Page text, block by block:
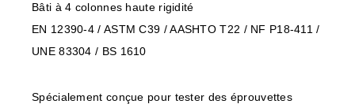
Bâti à 4 colonnes haute rigidité
EN 12390-4 / ASTM C39 / AASHTO T22 / NF P18-411 /
UNE 83304 / BS 1610
Spécialement conçue pour tester des éprouvettes